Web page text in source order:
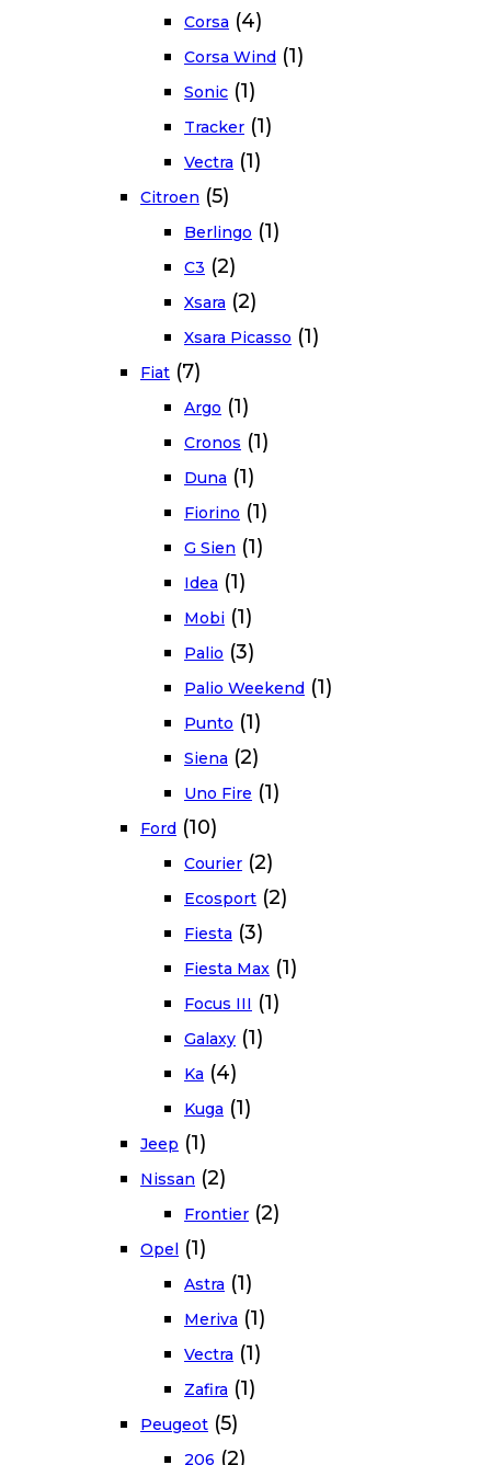
Corsa (4)
Corsa Wind (1)
Sonic (1)
Tracker (1)
Vectra (1)
Citroen (5)
Berlingo (1)
C3 (2)
Xsara (2)
Xsara Picasso (1)
Fiat (7)
Argo (1)
Cronos (1)
Duna (1)
Fiorino (1)
G Sien (1)
Idea (1)
Mobi (1)
Palio (3)
Palio Weekend (1)
Punto (1)
Siena (2)
Uno Fire (1)
Ford (10)
Courier (2)
Ecosport (2)
Fiesta (3)
Fiesta Max (1)
Focus III (1)
Galaxy (1)
Ka (4)
Kuga (1)
Jeep (1)
Nissan (2)
Frontier (2)
Opel (1)
Astra (1)
Meriva (1)
Vectra (1)
Zafira (1)
Peugeot (5)
206 (2)